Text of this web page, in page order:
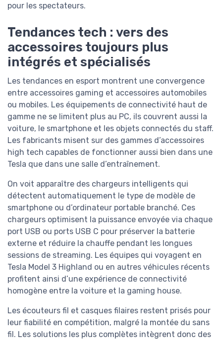
pour les spectateurs.
Tendances tech : vers des
accessoires toujours plus
intégrés et spécialisés
Les tendances en esport montrent une convergence
entre accessoires gaming et accessoires automobiles
ou mobiles. Les équipements de connectivité haut de
gamme ne se limitent plus au PC, ils couvrent aussi la
voiture, le smartphone et les objets connectés du staff.
Les fabricants misent sur des gammes d’accessoires
high tech capables de fonctionner aussi bien dans une
Tesla que dans une salle d’entraînement.
On voit apparaître des chargeurs intelligents qui
détectent automatiquement le type de modèle de
smartphone ou d’ordinateur portable branché. Ces
chargeurs optimisent la puissance envoyée via chaque
port USB ou ports USB C pour préserver la batterie
externe et réduire la chauffe pendant les longues
sessions de streaming. Les équipes qui voyagent en
Tesla Model 3 Highland ou en autres véhicules récents
profitent ainsi d’une expérience de connectivité
homogène entre la voiture et la gaming house.
Les écouteurs fil et casques filaires restent prisés pour
leur fiabilité en compétition, malgré la montée du sans
fil. Les solutions les plus complètes intègrent donc des